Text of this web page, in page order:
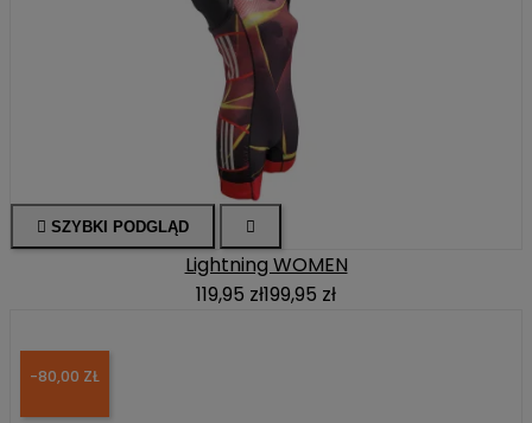
 SZYBKI PODGLĄD 
Lightning WOMEN
119,95 zł199,95 zł
-80,00 ZŁ